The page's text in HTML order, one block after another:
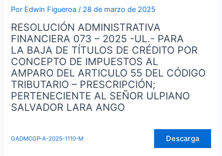
Por Edwin Figueroa/ 28 de marzo de 2025
RESOLUCIÓN ADMINISTRATIVA
FINANCIERA 073 – 2025 -UL.- PARA
LA BAJA DE TÍTULOS DE CRÉDITO POR
CONCEPTO DE IMPUESTOS AL
AMPARO DEL ARTICULO 55 DEL CÓDIGO
TRIBUTARIO – PRESCRIPCIÓN;
PERTENECIENTE AL SEÑOR ULPIANO
SALVADOR LARA ANGO
GADMCGP-A-2025-1110-M Descarga